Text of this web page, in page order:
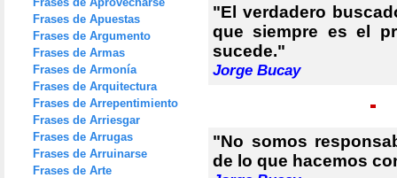
Frases de Apuestas
Frases de Argumento
Frases de Armas
Frases de Armonía
Frases de Arquitectura
Frases de Arrepentimiento
Frases de Arriesgar
Frases de Arrugas
Frases de Arruinarse
Frases de Arte
"El verdadero
que siempre es el
sucede."
Jorge Bucay
"No somos
de lo que hacemos